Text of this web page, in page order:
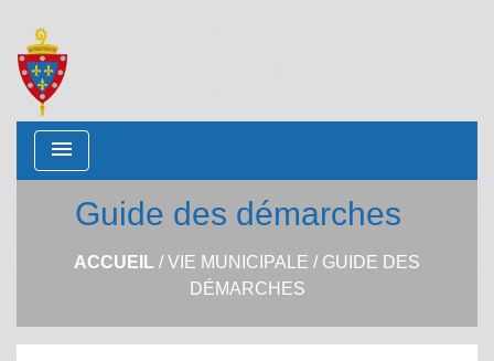
menu
Guide des démarches
ACCUEIL /VIE MUNICIPALE / GUIDE DES
DÉMARCHES